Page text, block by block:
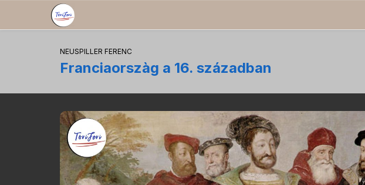
NEUSPILLER FERENC
Franciaorszàg a 16. században